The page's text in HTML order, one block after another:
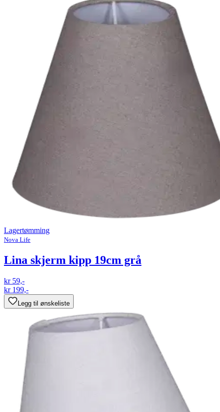
Lagertømming
Nova Life
Lina skjerm kipp 19cm grå
kr 59,-
kr 199,-
Legg til ønskeliste